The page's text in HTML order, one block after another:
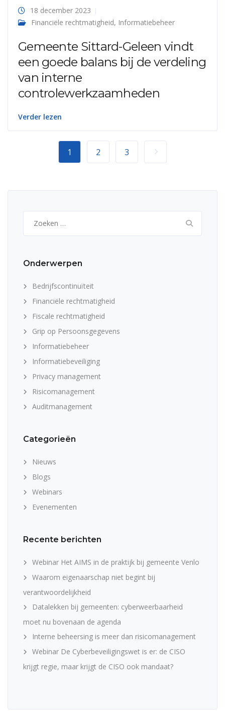
18 december 2023
Financiële rechtmatigheid, Informatiebeheer
Gemeente Sittard-Geleen vindt
een goede balans bij de verdeling
van interne
controlewerkzaamheden
Verder lezen
1 2 3
naar:
Onderwerpen
Bedrijfscontinuïteit
Financiële rechtmatigheid
Fiscale rechtmatigheid
Grip op Persoonsgegevens
Informatiebeheer
Informatiebeveiliging
Privacy management
Risicomanagement
Auditmanagement
Categorieën
Nieuws
Blogs
Webinars
Evenementen
Recente berichten
Webinar Het AIMS in de praktijk bij gemeente Venlo
Waarom eigenaarschap niet begint bij
verantwoordelijkheid
Datalekken bij gemeenten: cyberweerbaarheid
moet nu bovenaan de agenda
Interne beheersing is meer dan risicomanagement
Webinar De Cyberbeveiligingswet is er: de CISO
krijgt regie, maar krijgt de CISO ook mandaat?